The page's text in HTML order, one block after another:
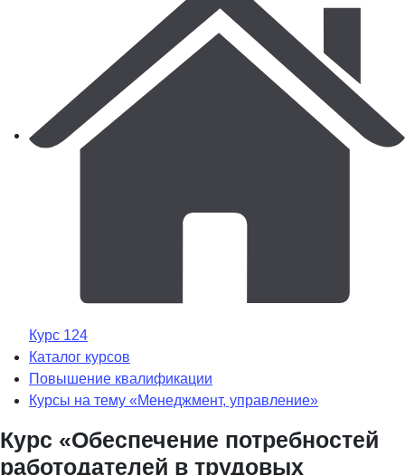
Курс 124
Каталог курсов
Повышение квалификации
Курсы на тему «Менеджмент, управление»
Курс «Обеспечение потребностей
работодателей в трудовых